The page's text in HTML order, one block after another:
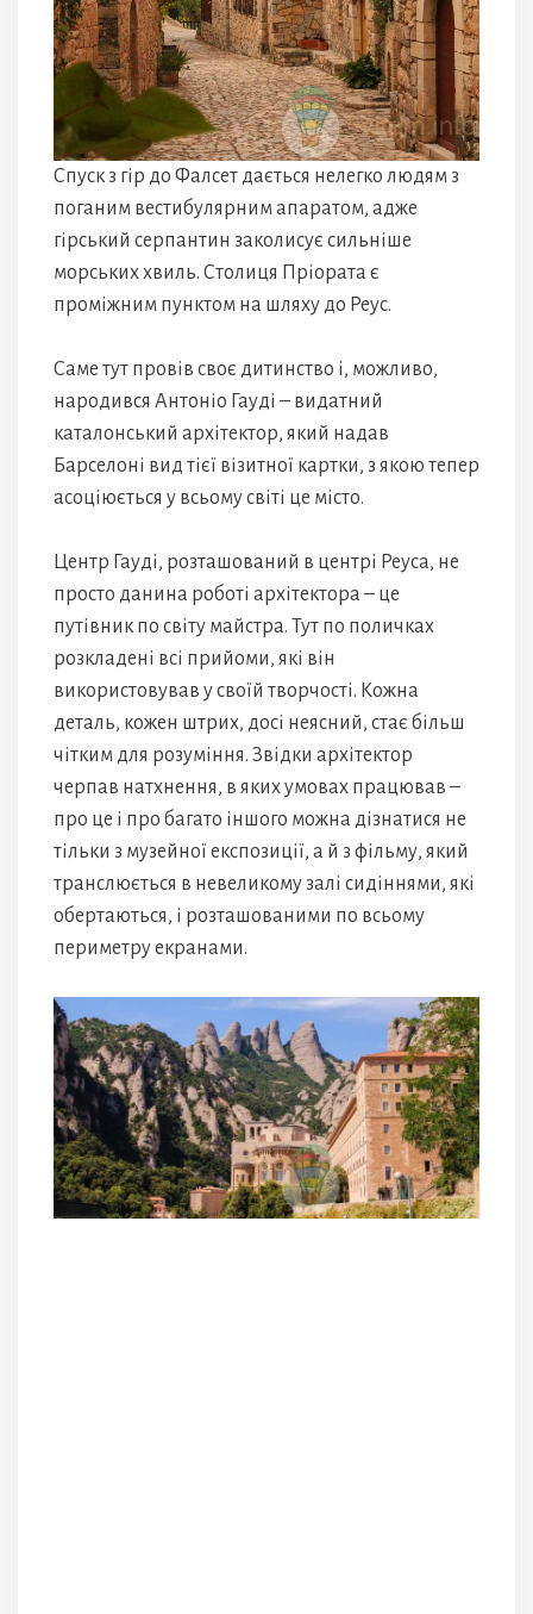
Спуск з гір до Фалсет дається нелегко людям з
поганим вестибулярним апаратом, адже
гірський серпантин заколисує сильніше
морських хвиль. Столиця Пріората є
проміжним пунктом на шляху до Реус.
Саме тут провів своє дитинство і, можливо,
народився Антоніо Гауді – видатний
каталонський архітектор, який надав
Барселоні вид тієї візитної картки, з якою тепер
асоціюється у всьому світі це місто.
Центр Гауді, розташований в центрі Реуса, не
просто данина роботі архітектора – це
путівник по світу майстра. Тут по поличках
розкладені всі прийоми, які він
використовував у своїй творчості. Кожна
деталь, кожен штрих, досі неясний, стає більш
чітким для розуміння. Звідки архітектор
черпав натхнення, в яких умовах працював –
про це і про багато іншого можна дізнатися не
тільки з музейної експозиції, а й з фільму, який
транслюється в невеликому залі сидіннями, які
обертаються, і розташованими по всьому
периметру екранами.